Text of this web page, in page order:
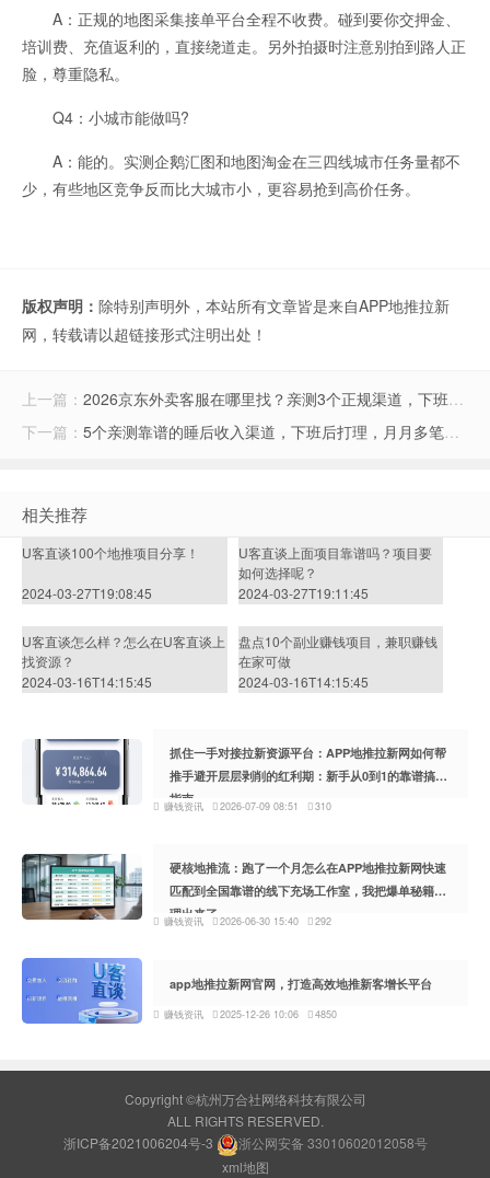
A：正规的地图采集接单平台全程不收费。碰到要你交押金、
培训费、充值返利的，直接绕道走。另外拍摄时注意别拍到路人正
脸，尊重隐私。
Q4：小城市能做吗?
A：能的。实测企鹅汇图和地图淘金在三四线城市任务量都不
少，有些地区竞争反而比大城市小，更容易抢到高价任务。
版权声明： 除特别声明外，本站所有文章皆是来自APP地推拉新
网，转载请以超链接形式注明出处！
上一篇： 2026京东外卖客服在哪里找？亲测3个正规渠道，下班碎片时间多赚200元
下一篇： 5个亲测靠谱的睡后收入渠道，下班后打理，月月多笔零花钱
相关推荐
U客直谈100个地推项目分享！
2024-03-27T19:08:45
U客直谈上面项目靠谱吗？项目要
如何选择呢？
2024-03-27T19:11:45
U客直谈怎么样？怎么在U客直谈上
找资源？
2024-03-16T14:15:45
盘点10个副业赚钱项目，兼职赚钱
在家可做
2024-03-16T14:15:45
抓住一手对接拉新资源平台：APP地推拉新网如何帮
推手避开层层剥削的红利期：新手从0到1的靠谱搞钱
指南
赚钱资讯 2026-07-09 08:51 310
硬核地推流：跑了一个月怎么在APP地推拉新网快速
匹配到全国靠谱的线下充场工作室，我把爆单秘籍整
理出来了
赚钱资讯 2026-06-30 15:40 292
app地推拉新网官网，打造高效地推新客增长平台
赚钱资讯 2025-12-26 10:06 4850
Copyright ©杭州万合社网络科技有限公司
ALL RIGHTS RESERVED.
浙ICP备2021006204号-3
浙公网安备 33010602012058号
xml地图